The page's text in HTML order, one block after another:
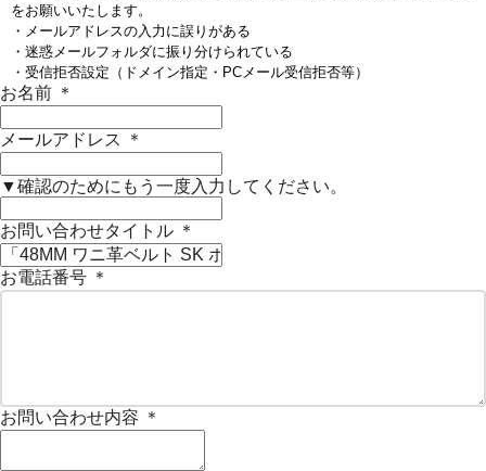
をお願いいたします。
・メールアドレスの入力に誤りがある
・迷惑メールフォルダに振り分けられている
・受信拒否設定（ドメイン指定・PCメール受信拒否等）
お名前 ＊
メールアドレス ＊
▼確認のためにもう一度入力してください。
お問い合わせタイトル ＊
お電話番号 ＊
お問い合わせ内容 ＊